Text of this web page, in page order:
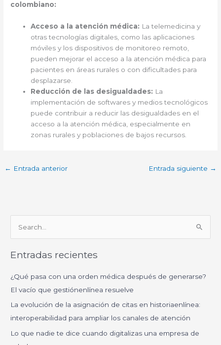
colombiano:
Acceso a la atención médica: La telemedicina y
otras tecnologías digitales, como las aplicaciones
móviles y los dispositivos de monitoreo remoto,
pueden mejorar el acceso a la atención médica para
pacientes en áreas rurales o con dificultades para
desplazarse.
Reducción de las desigualdades: La
implementación de softwares y medios tecnológicos
puede contribuir a reducir las desigualdades en el
acceso a la atención médica, especialmente en
zonas rurales y poblaciones de bajos recursos.
← Entrada anterior Entrada siguiente →
s
a
p
o
r
Entradas recientes
¿Qué pasa con una orden médica después de generarse?
El vacío que gestiónenlínea resuelve
La evolución de la asignación de citas en historiaenlínea:
interoperabilidad para ampliar los canales de atención
Lo que nadie te dice cuando digitalizas una empresa de